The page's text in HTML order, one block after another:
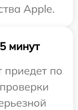
Apple.
минут
приедет по